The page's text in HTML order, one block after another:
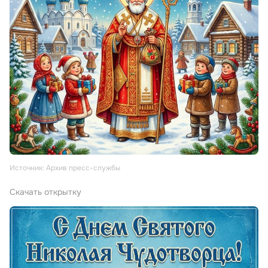
Источник: Архив пресс-службы
Скачать открытку